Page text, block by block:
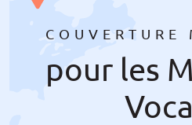
pour les